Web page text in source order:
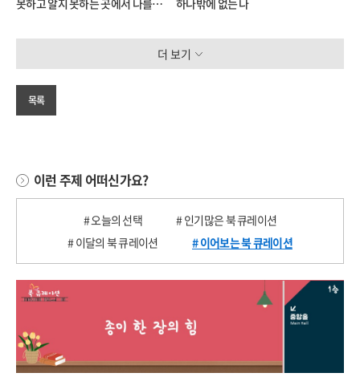
더 보기
목록
이런 주제 어떠신가요?
# 오늘의 선택
# 인기많은 북 큐레이션
# 이달의 북 큐레이션
# 이어보는 북 큐레이션